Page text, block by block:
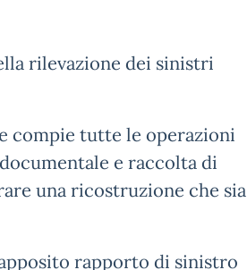
rilevazione dei sinistri
compie tutte le operazioni
e raccolta di
una ricostruzione che sia
rapporto di sinistro